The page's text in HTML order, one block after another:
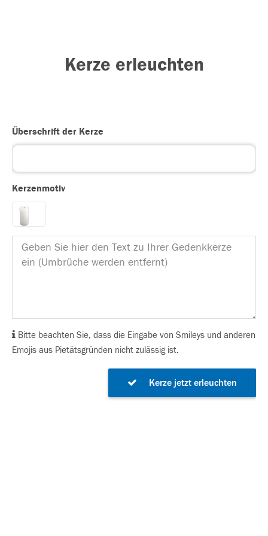
Kerze erleuchten
Überschrift der Kerze
Kerzenmotiv
Bitte beachten Sie, dass die Eingabe von Smileys und anderen
Emojis aus Pietätsgründen nicht zulässig ist.
Kerze jetzt erleuchten